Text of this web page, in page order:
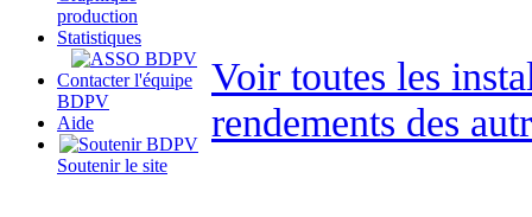
production
Statistiques
Contacter l'équipe
BDPV
Aide
Soutenir le site
Voir toutes les
rendements des